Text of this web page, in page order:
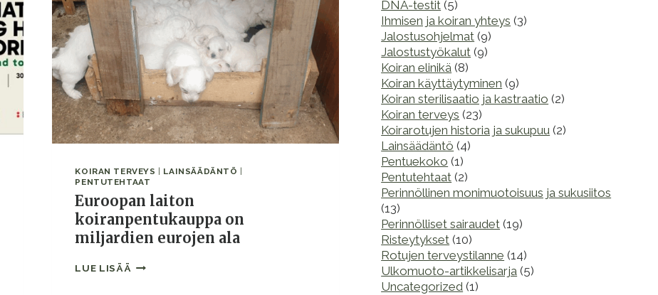
KOIRAN TERVEYS LAINSÄÄDÄNTÖ
PENTUTEHTAAT
Euroopan laiton
koiranpentukauppa on
miljardien eurojen ala
LUE LISÄÄ EUROOPAN
DNA-testit (5)
Ihmisen ja koiran yhteys (3)
Jalostusohjelmat (9)
Jalostustyökalut (9)
Koiran elinikä (8)
Koiran käyttäytyminen (9)
Koiran sterilisaatio ja kastraatio (2)
Koiran terveys (23)
Koirarotujen historia ja sukupuu (2)
Lainsäädäntö (4)
Pentuekoko (1)
Pentutehtaat (2)
Perinnöllinen monimuotoisuus ja sukusiitos
(13)
Perinnölliset sairaudet (19)
Risteytykset (10)
Rotujen terveystilanne (14)
Ulkomuoto-artikkelisarja (5)
Uncategorized (1)